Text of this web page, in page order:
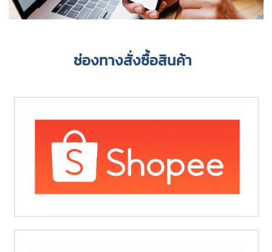
ช่องทางสั่งซื้อสินค้า